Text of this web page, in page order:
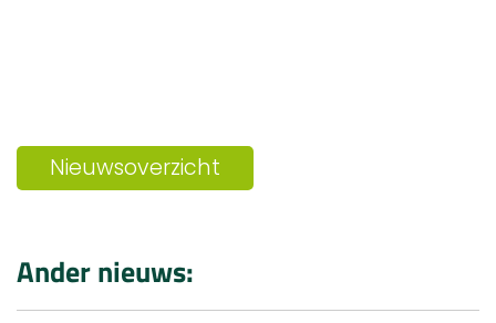
Nieuwsoverzicht
Ander nieuws: